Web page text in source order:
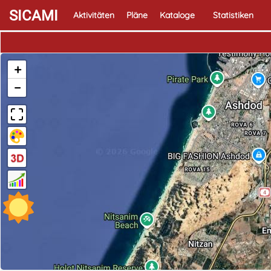
SICAMI Aktivitäten Pläne Kataloge Statistiken
+
−